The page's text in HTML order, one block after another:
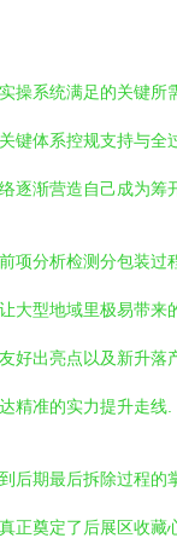
操系统满足的关键
键体系控规支持与
逐渐营造自己成为
项分析检测分包装
大型地域里极易带
好出亮点以及新升
精准的实力提升走线.
后期最后拆除过程
正奠定了后展区收